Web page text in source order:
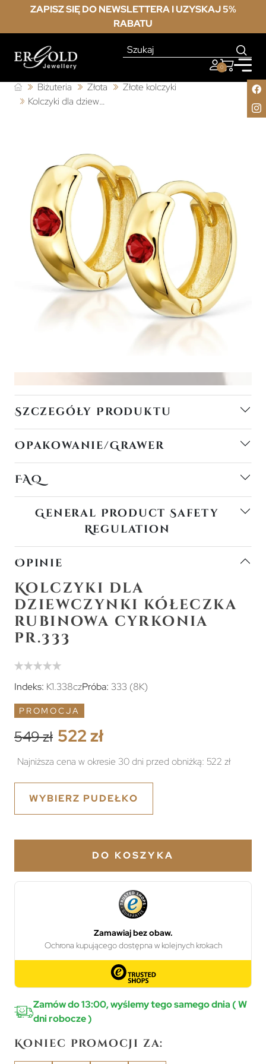
ZAPISZ SIĘ DO NEWSLETTERA I UZYSKAJ 5%
RABATU
0
Biżuteria Złota
Złote kolczyki
Kolczyki dla dziewczynki kółeczka rubinowa cyrkonia pr.333
Szczegóły Produktu
Opakowanie/Grawer
FAQ
General Product Safety
Regulation
Opinie
Kolczyki dla
dziewczynki kółeczka
rubinowa cyrkonia
pr.333
Indeks: K1.338czPróba: 333 (8K)
PROMOCJA
549 zł 522 zł
Najniższa cena w okresie 30 dni przed obniżką: 522 zł
WYBIERZ PUDEŁKO
DO KOSZYKA
Zamów do 13:00, wyślemy tego samego dnia ( W
dni robocze )
Koniec promocji za: